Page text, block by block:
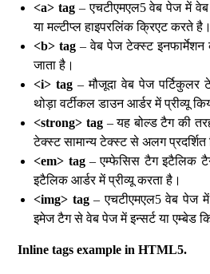
<a> tag – एचटीएमएल5 वेब पेज में
या मल्टीप्ल हाइपरलिंक क्रिएट करते है।
<b> tag – वेब पेज टेक्स्ट इनफार्मेशन
जाता है।
<i> tag – मौजूदा वेब पेज पर्टिकुलर
थोड़ा वर्टीकल डाउन आर्डर में प्रीव्यू
<strong> tag – यह बोल्ड टैग की
टेक्स्ट सामान्य टेक्स्ट से अलग प्रदर्शित
<em> tag– एम्फेसिस टैग इटैलिक
इटैलिक आर्डर में प्रीव्यू करता है।
<img> tag– एचटीएमएल5 वेब पेज में
इमेज टैग से वेब पेज में इन्सर्ट या एम्बेड
Inline tags example in HTML5.